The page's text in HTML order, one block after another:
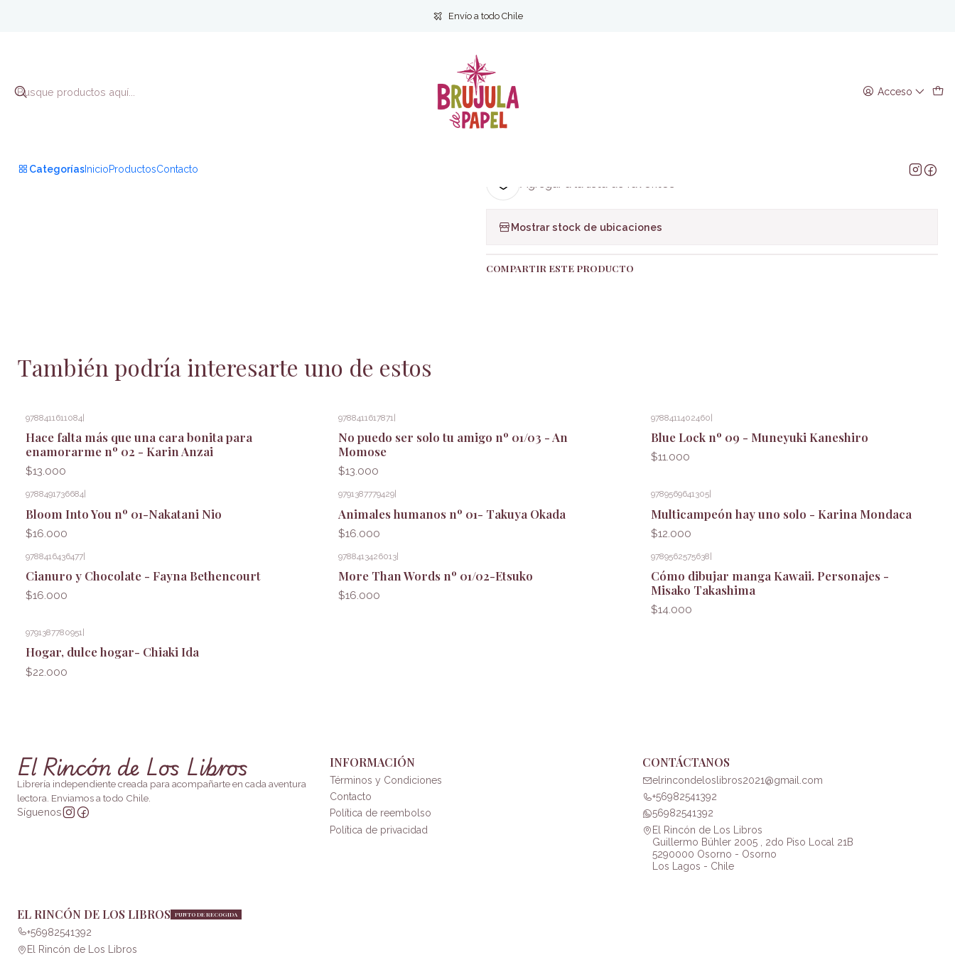
Acceso
Categorías InicioProductosContacto
Envío a todo Chile
Hace falta más que una cara bonita para enamorarme nº 01 - Karin Anzai
Hace falta más que una cara bonita para
enamorarme nº 01 - Karin Anzai
Agregar a la lista de favoritos
Mostrar stock de ubicaciones
COMPARTIR ESTE PRODUCTO
También podría interesarte uno de estos
9788411611084
Hace falta más que una cara bonita para
enamorarme nº 02 - Karin Anzai
$13.000
9788411617871|
No puedo ser solo tu amigo nº 01/03 - An
Momose
$13.000
9788411402460
Blue Lock nº 09 - Muneyuki Kaneshiro
$11.000
9788491736684
Bloom Into You nº 01-Nakatani Nio
$16.000
9791387779429|
Animales humanos nº 01- Takuya Okada
$16.000
9789569641305|
Multicampeón hay uno solo - Karina Mondaca
$12.000
9788416436477|
Cianuro y Chocolate - Fayna Bethencourt
$16.000
9788413426013|
More Than Words nº 01/02-Etsuko
$16.000
9789562575638|
Cómo dibujar manga Kawaii. Personajes -
Misako Takashima
$14.000
9791387780951
Hogar, dulce hogar- Chiaki Ida
$22.000
El Rincón de Los Libros
Librería independiente creada para acompañarte en cada aventura
lectora. Enviamos a todo Chile.
Síguenos
INFORMACIÓN
Términos y Condiciones
Contacto
Política de reembolso
Política de privacidad
CONTÁCTANOS
elrincondeloslibros2021@gmail.com
+56982541392
56982541392
El Rincón de Los Libros
Guillermo Bühler 2005 , 2do Piso Local 21B
5290000 Osorno - Osorno
Los Lagos - Chile
EL RINCÓN DE LOS LIBROS PUNTO DE RECOGIDA
+56982541392
El Rincón de Los Libros